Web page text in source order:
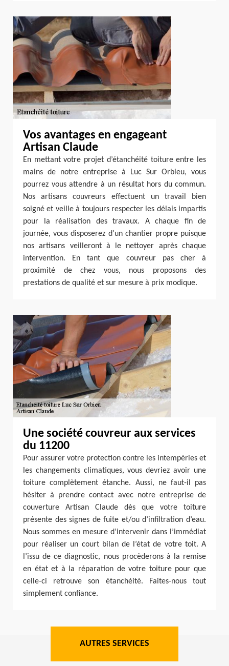
Vos avantages en engageant
Artisan Claude
En mettant votre projet d’étanchéité toiture entre les
mains de notre entreprise à Luc Sur Orbieu, vous
pourrez vous attendre à un résultat hors du commun.
Nos artisans couvreurs effectuent un travail bien
soigné et veille à toujours respecter les délais impartis
pour la réalisation des travaux. A chaque fin de
journée, vous disposerez d’un chantier propre puisque
nos artisans veilleront à le nettoyer après chaque
intervention. En tant que couvreur pas cher à
proximité de chez vous, nous proposons des
prestations de qualité et sur mesure à prix modique.
Une société couvreur aux services
du 11200
Pour assurer votre protection contre les intempéries et
les changements climatiques, vous devriez avoir une
toiture complètement étanche. Aussi, ne faut-il pas
hésiter à prendre contact avec notre entreprise de
couverture Artisan Claude dès que votre toiture
présente des signes de fuite et/ou d’infiltration d’eau.
Nous sommes en mesure d’intervenir dans l’immédiat
pour réaliser un court bilan de l’état de votre toit. A
l’issu de ce diagnostic, nous procèderons à la remise
en état et à la réparation de votre toiture pour que
celle-ci retrouve son étanchéité. Faites-nous tout
simplement confiance.
AUTRES SERVICES